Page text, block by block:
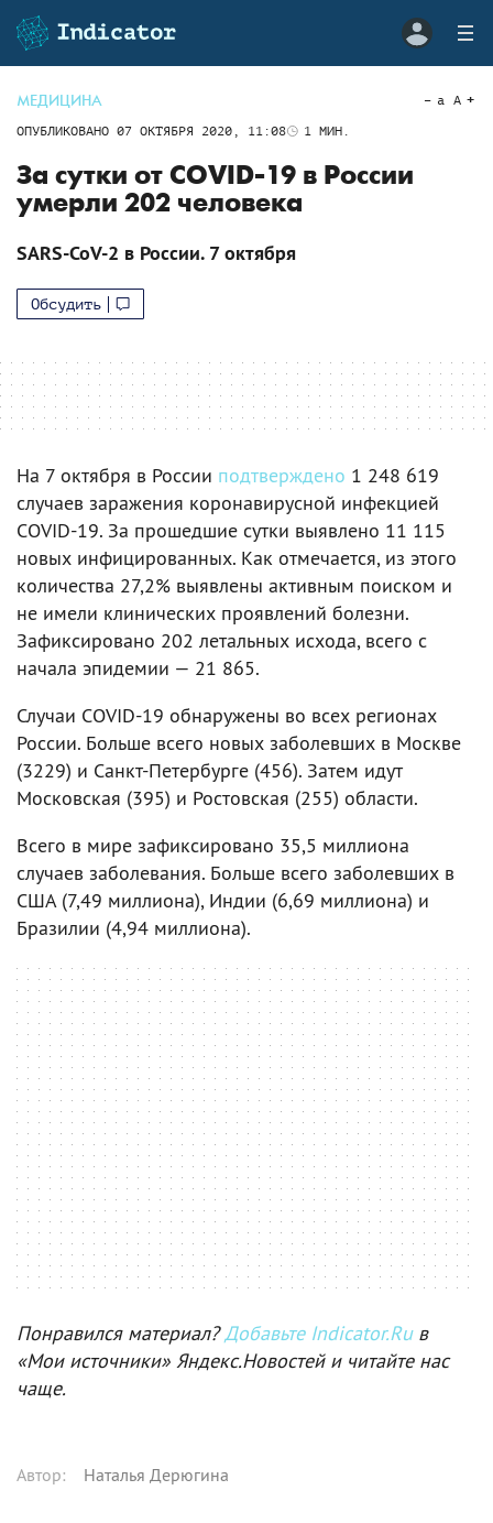
МЕДИЦИНА
ОПУБЛИКОВАНО 07 ОКТЯБРЯ 2020, 11:08 1 МИН.
a A
За сутки от COVID-19 в России
умерли 202 человека
SARS-CoV-2 в России. 7 октября
Обсудить
На 7 октября в России подтверждено 1 248 619
случаев заражения коронавирусной инфекцией
COVID-19. За прошедшие сутки выявлено 11 115
новых инфицированных. Как отмечается, из этого
количества 27,2% выявлены активным поиском и
не имели клинических проявлений болезни.
Зафиксировано 202 летальных исхода, всего с
начала эпидемии — 21 865.
Случаи COVID-19 обнаружены во всех регионах
России. Больше всего новых заболевших в Москве
(3229) и Санкт-Петербурге (456). Затем идут
Московская (395) и Ростовская (255) области.
Всего в мире зафиксировано 35,5 миллиона
случаев заболевания. Больше всего заболевших в
США (7,49 миллиона), Индии (6,69 миллиона) и
Бразилии (4,94 миллиона).
Понравился материал?Добавьте Indicator.Ruв
«Мои источники» Яндекс.Новостей и читайте нас
чаще.
Автор: Наталья Дерюгина